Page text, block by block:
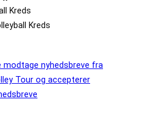
Kreds
Kreds
modtage nyhedsbreve fra
Tour og accepterer